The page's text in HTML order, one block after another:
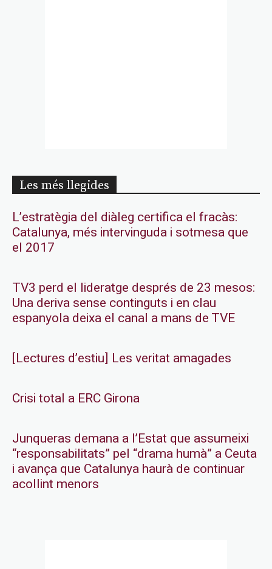
Les més llegides
L’estratègia del diàleg certifica el fracàs:
Catalunya, més intervinguda i sotmesa que
el 2017
TV3 perd el lideratge després de 23 mesos:
Una deriva sense continguts i en clau
espanyola deixa el canal a mans de TVE
[Lectures d’estiu] Les veritat amagades
Crisi total a ERC Girona
Junqueras demana a l’Estat que assumeixi
“responsabilitats” pel “drama humà” a Ceuta
i avança que Catalunya haurà de continuar
acollint menors